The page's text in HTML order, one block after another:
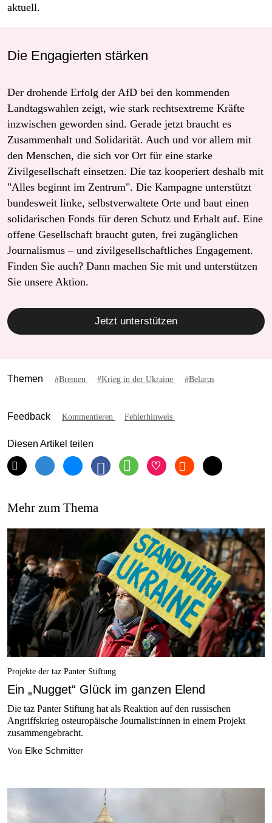
aktuell.
Die Engagierten stärken
Der drohende Erfolg der AfD bei den kommenden
Landtagswahlen zeigt, wie stark rechtsextreme Kräfte
inzwischen geworden sind. Gerade jetzt braucht es
Zusammenhalt und Solidarität. Auch und vor allem mit
den Menschen, die sich vor Ort für eine starke
Zivilgesellschaft einsetzen. Die taz kooperiert deshalb mit
"Alles beginnt im Zentrum". Die Kampagne unterstützt
bundesweit linke, selbstverwaltete Orte und baut einen
solidarischen Fonds für deren Schutz und Erhalt auf. Eine
offene Gesellschaft braucht guten, frei zugänglichen
Journalismus – und zivilgesellschaftliches Engagement.
Finden Sie auch? Dann machen Sie mit und unterstützen
Sie unsere Aktion.
Jetzt unterstützen
Themen #Bremen #Krieg in der Ukraine #Belarus
Feedback Kommentieren Fehlerhinweis
Diesen Artikel teilen
Mehr zum Thema
Projekte der taz Panter Stiftung
Ein „Nugget“ Glück im ganzen Elend
Die taz Panter Stiftung hat als Reaktion auf den russischen
Angriffs­krieg osteuropäische Jour­na­lis­t:in­nen in einem Projekt
zusammengebracht.
Von Elke Schmitter